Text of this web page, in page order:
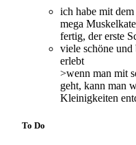
ich habe mit
mega
fertig, der erste
viele schöne und
erlebt
>wenn man mit
geht, kann man
Kleinigkeiten
To Do